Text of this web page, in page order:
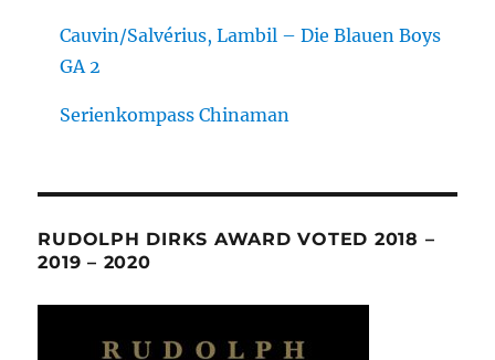
Cauvin/Salvérius, Lambil – Die Blauen Boys
GA 2
Serienkompass Chinaman
RUDOLPH DIRKS AWARD VOTED 2018 –
2019 – 2020